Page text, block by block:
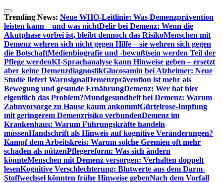
Zum
Inhalt
springen
Trending News: Neue WHO-Leitlinie: Was Demenzprävention
leisten kann – und was nichtDelir bei Demenz: Wenn die
Akutphase vorbei ist, bleibt dennoch das RisikoMenschen mit
Demenz wehren sich nicht gegen Hilfe – sie wehren sich gegen
die BotschaftMedienbiografie und -bewußtsein werden Teil der
Pflege werdenKI-Sprachanalyse kann Hinweise geben – ersetzt
aber keine DemenzdiagnostikGlucosamin bei Alzheimer: Neue
Studie liefert WarnsignalDemenzprävention ist mehr als
Bewegung und gesunde ErnährungDemenz: Wer hat hier
eigentlich das Problem?Mundgesundheit bei Demenz: Warum
Zahnvorsorge zu Hause kaum ankommtGürtelrose-Impfung
mit geringerem Demenzrisiko verbundenDemenz im
Krankenhaus: Warum Führungskräfte handeln
müssenHandschrift als Hinweis auf kognitive Veränderungen?
Kampf dem Arbeitskreis: Warum solche Gremien oft mehr
schaden als nützenPflegereform: Was sich ändern
könnteMenschen mit Demenz versorgen: Verhalten doppelt
lesenKognitive Verschlechterung: Blutwerte aus dem Darm-
Stoffwechsel könnten frühe Hinweise gebenNach dem Vorfall